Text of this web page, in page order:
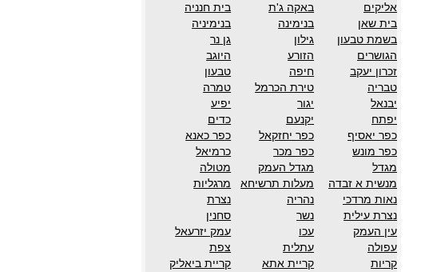
אליקים
באקה ג'ת
בית חנניה
בית שאן
בנימינה
בנימיניה
בשמת טבעון
גילון
גן נר
הגושרים
הזורע
היוגב
זכרון יעקב
חיפה
טבעון
טבריה
טירת הכרמל
טמרה
יבנאל
יגור
יפיע
יפתח
יקנעם
כדים
כפר יאסיף
כפר יחזקאל
כפר כאנא
כפר מונש
כפר מכר
כרמיאל
מגדל
מגדל העמק
מטולה
מנשית א זבדה
מעלות תרשיחא
מרגליות
נאות מרדכי
נהריה
נצרת
נצרת עילית
נשר
סחנין
עין העמק
עכו
עמק יזרעאל
עפולה
עתלית
צפת
קריות
קריית אתא
קריית ביאליק